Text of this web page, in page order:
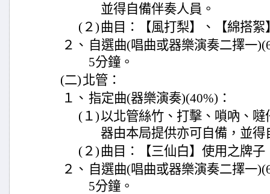
並得自備伴奏人員。
(２) 曲目：【風打梨】、【綿搭絮
２、 自選曲(唱曲或器樂演奏二擇一
5分鐘。
(二)北管：
１、 指定曲(器樂演奏)(40%)：
(１)以北管絲竹、打擊、嗩吶、
器由本局提供亦可自備，並得
(２) 曲目：【三仙白】使用之牌子
２、 自選曲(唱曲或器樂演奏二擇一
5分鐘。